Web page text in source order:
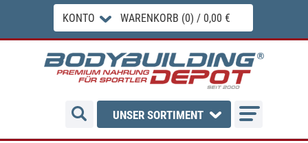
KONTO WARENKORB (0) / 0,00 €
UNSER SORTIMENT